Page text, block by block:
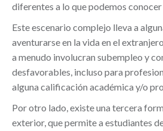
diferentes a lo que podemos
Este escenario complejo lleva a
aventurarse en la vida en el
a menudo involucran subempleo y
desfavorables, incluso para
alguna calificación académica y/o
Por otro lado, existe una tercera
exterior, que permite a estudiantes